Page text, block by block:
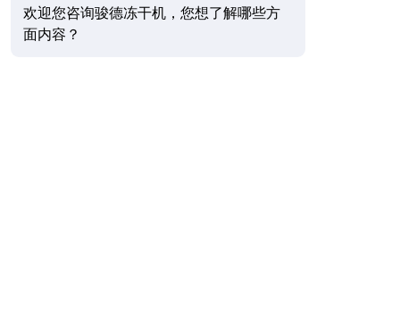
欢迎您咨询骏德冻干机，您想了解哪些方
面内容？